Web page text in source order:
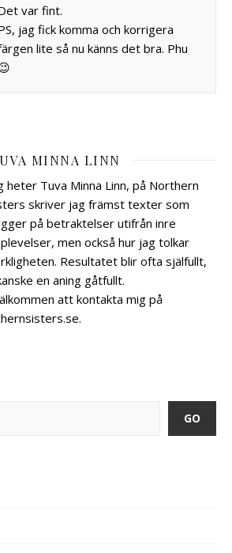
var fint.
jag fick komma och korrigera
lite så nu känns det bra. Phu
MINNA LINN
heter Tuva Minna Linn, på Northern
skriver jag främst texter som
på betraktelser utifrån inre
men också hur jag tolkar
Resultatet blir ofta själfullt,
en aning gåtfullt.
att kontakta mig på
GO